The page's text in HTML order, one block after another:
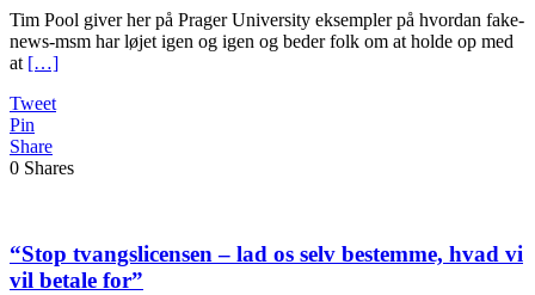
Tim Pool giver her på Prager University eksempler på hvordan fake-
news-msm har løjet igen og igen og beder folk om at holde op med
at […]
Tweet
Pin
Share
0 Shares
“Stop tvangslicensen – lad os selv bestemme, hvad vi
vil betale for”